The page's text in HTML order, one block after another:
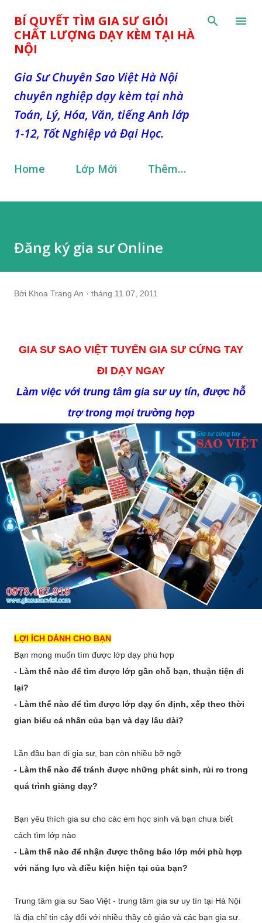
Chuyển đến nội dung chính
BÍ QUYẾT TÌM GIA SƯ GIỎI
CHẤT LƯỢNG DẠY KÈM TẠI HÀ
NỘI
Gia Sư Chuyên Sao Việt Hà Nội
chuyên nghiệp dạy kèm tại nhà
Toán, Lý, Hóa, Văn, tiếng Anh lớp
1-12, Tốt Nghiệp và Đại Học.
Home Lớp Mới Thêm…
Đăng ký gia sư Online
Bởi Khoa Trang An tháng 11 07, 2011
GIA SƯ SAO VIỆT TUYỂN GIA SƯ CỨNG TAY
ĐI DẠY NGAY
Làm việc với trung tâm gia sư uy tín, được hỗ
trợ trong mọi trường hợp
LỢI ÍCH DÀNH CHO BẠN
Bạn mong muốn tìm được lớp dạy phù hợp
- Làm thế nào để tìm được lớp gần chỗ bạn, thuận tiện đi
lại?
- Làm thế nào để tìm được lớp dạy ổn định, xếp theo thời
gian biểu cá nhân của bạn và dạy lâu dài?
Lần đầu bạn đi gia sư, bạn còn nhiều bỡ ngỡ
- Làm thế nào để tránh được những phát sinh, rủi ro trong
quá trình giảng dạy?
Bạn yêu thích gia sư cho các em học sinh và bạn chưa biết
cách tìm lớp nào
- Làm thế nào để nhận được thông báo lớp mới phù hợp
với năng lực và điều kiện hiện tại của bạn?
Trung tâm gia sư Sao Việt - trung tâm gia sư uy tín tại Hà Nội
là địa chỉ tin cậy đối với nhiều thầy cô giáo và các bạn gia sư.